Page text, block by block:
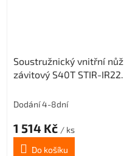
Soustružnický vnitřní nůž
závitový S40T STIR-IR22
Dodání 4-8dní
1 514 Kč / ks
Do košíku